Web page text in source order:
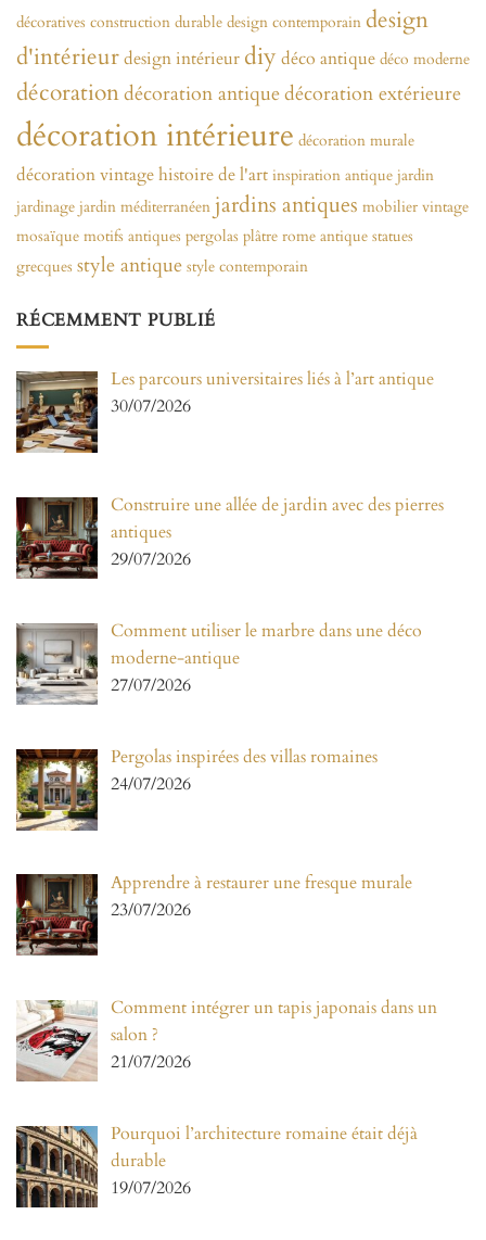
décoratives construction durable design contemporain design
d'intérieurdesign intérieur diy déco antique déco moderne
décorationdécoration antiquedécoration extérieure
décoration intérieure décoration murale
décoration vintagehistoire de l'art inspiration antique jardin
jardinage jardin méditerranéen jardins antiques mobilier vintage
mosaïque motifs antiques pergolas plâtre rome antique statues
grecques style antique style contemporain
RÉCEMMENT PUBLIÉ
Les parcours universitaires liés à l’art antique
30/07/2026
Construire une allée de jardin avec des pierres
antiques
29/07/2026
Comment utiliser le marbre dans une déco
moderne-antique
27/07/2026
Pergolas inspirées des villas romaines
24/07/2026
Apprendre à restaurer une fresque murale
23/07/2026
Comment intégrer un tapis japonais dans un
salon ?
21/07/2026
Pourquoi l’architecture romaine était déjà
durable
19/07/2026